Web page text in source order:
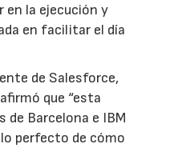
la ejecución y
en facilitar el día
de Salesforce,
que “esta
de Barcelona e IBM
perfecto de cómo